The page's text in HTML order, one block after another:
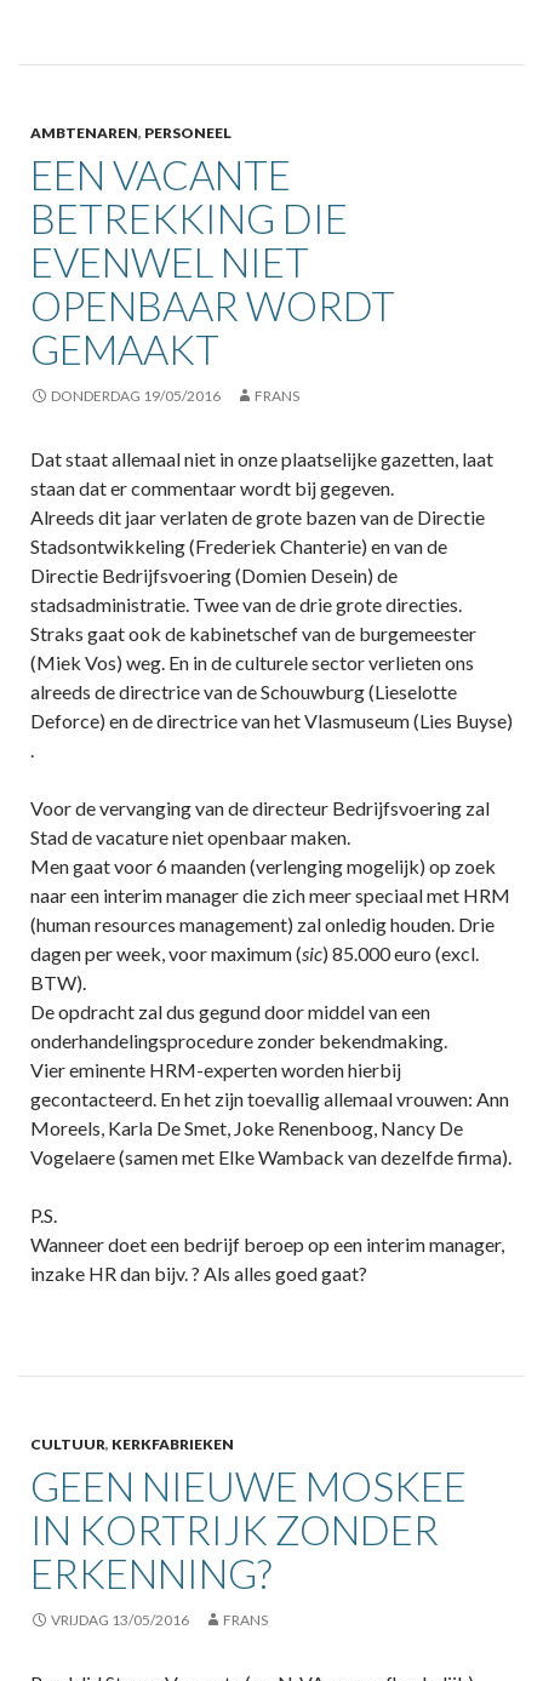
AMBTENAREN, PERSONEEL
EEN VACANTE
BETREKKING DIE
EVENWEL NIET
OPENBAAR WORDT
GEMAAKT
DONDERDAG 19/05/2016 FRANS
Dat staat allemaal niet in onze plaatselijke gazetten, laat
staan dat er commentaar wordt bij gegeven.
Alreeds dit jaar verlaten de grote bazen van de Directie
Stadsontwikkeling (Frederiek Chanterie) en van de
Directie Bedrijfsvoering (Domien Desein) de
stadsadministratie. Twee van de drie grote directies.
Straks gaat ook de kabinetschef van de burgemeester
(Miek Vos) weg. En in de culturele sector verlieten ons
alreeds de directrice van de Schouwburg (Lieselotte
Deforce) en de directrice van het Vlasmuseum (Lies Buyse)
.
Voor de vervanging van de directeur Bedrijfsvoering zal
Stad de vacature niet openbaar maken.
Men gaat voor 6 maanden (verlenging mogelijk) op zoek
naar een interim manager die zich meer speciaal met HRM
(human resources management) zal onledig houden. Drie
dagen per week, voor maximum (sic) 85.000 euro (excl.
BTW).
De opdracht zal dus gegund door middel van een
onderhandelingsprocedure zonder bekendmaking.
Vier eminente HRM-experten worden hierbij
gecontacteerd. En het zijn toevallig allemaal vrouwen: Ann
Moreels, Karla De Smet, Joke Renenboog, Nancy De
Vogelaere (samen met Elke Wamback van dezelfde firma).
P.S.
Wanneer doet een bedrijf beroep op een interim manager,
inzake HR dan bijv. ? Als alles goed gaat?
CULTUUR, KERKFABRIEKEN
GEEN NIEUWE MOSKEE
IN KORTRIJK ZONDER
ERKENNING?
VRIJDAG 13/05/2016 FRANS